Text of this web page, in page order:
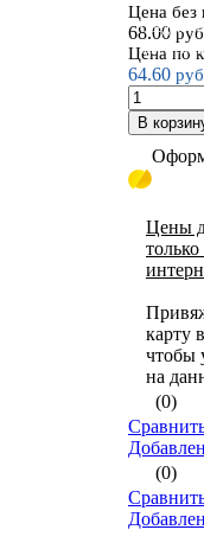
Цена без
68.00
Цена по
64.60
для
В
Цены
карту
чтобы
на
(0)
(0)